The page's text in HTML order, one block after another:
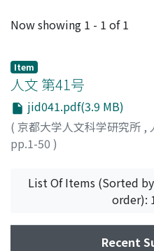
Recent
Now showing 1 - 1 of 1
Item
人文 第41号
jid041.pdf(3.9 MB)
( 京都大学人文科学研究所 ,
pp.1-50 )
List Of Items (Sorted
order):
Recent